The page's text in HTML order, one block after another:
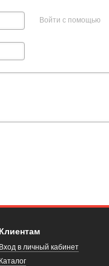
Войти с помощью
Клиентам
Вход в личный кабинет
Каталог